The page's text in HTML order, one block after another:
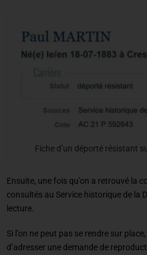
Fiche d’un déporté résistant
Ensuite, une fois qu’on a retrouvé la
consultés au Service historique de la
lecture.
Si l’on ne peut pas se rendre sur
d’adresser une demande de